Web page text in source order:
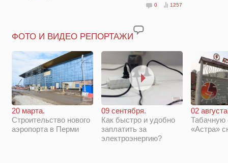
0 1257
ФОТО И ВИДЕО РЕПОРТАЖИ
20 марта.
Строительство нового
аэропорта в Перми
09 сентября.
Как быстро и удобно
заплатить за
электроэнергию?
02
Табачную
«Астра»